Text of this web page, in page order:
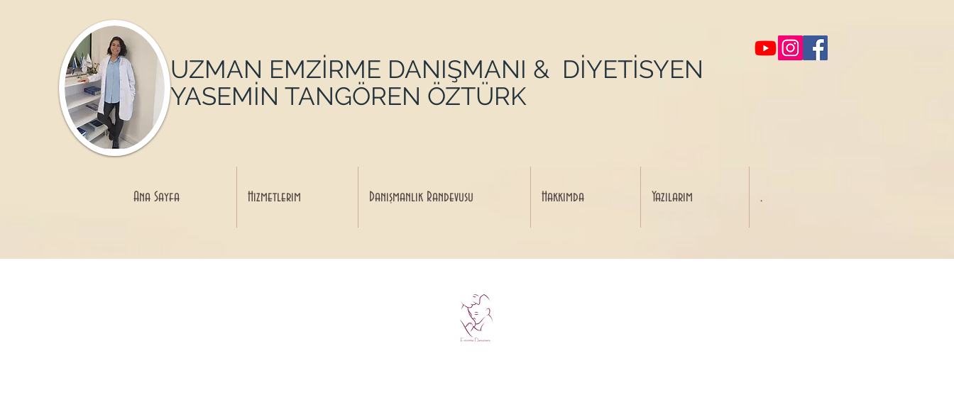
UZMAN EMZİRME DANIŞMANI & DİYETİSYEN
YASEMİN TANGÖREN ÖZTÜRK
Ana Sayfa Hizmetlerim Danışmanlık Randevusu Hakkımda Yazılarım .